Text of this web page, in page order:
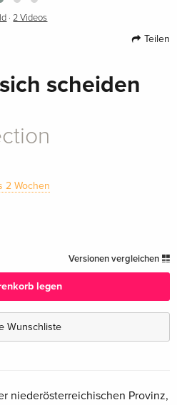
·2 Videos
Teilen
scheiden
2 Wochen
Versionen vergleichen
legen
Wunschliste
niederösterreichischen Provinz,